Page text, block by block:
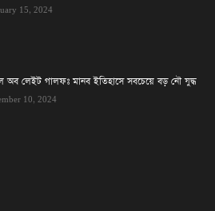
15, 2024
অব লেইট গালফঃ মানব ইতিহাসে সবচেয়ে বড় নৌ যুদ্ধ
10, 2024